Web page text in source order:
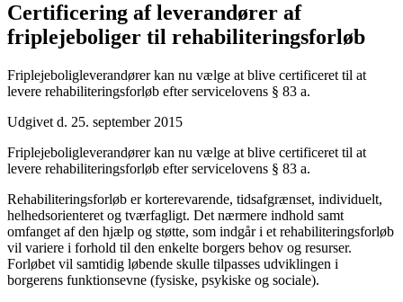
Certificering af leverandører af
friplejeboliger til rehabiliteringsforløb
Friplejeboligleverandører kan nu vælge at blive certificeret til at
levere rehabiliteringsforløb efter servicelovens § 83 a.
Udgivet d. 25. september 2015
Friplejeboligleverandører kan nu vælge at blive certificeret til at
levere rehabiliteringsforløb efter servicelovens § 83 a.
Rehabiliteringsforløb er korterevarende, tidsafgrænset, individuelt,
helhedsorienteret og tværfagligt. Det nærmere indhold samt
omfanget af den hjælp og støtte, som indgår i et rehabiliteringsforløb
vil variere i forhold til den enkelte borgers behov og resurser.
Forløbet vil samtidig løbende skulle tilpasses udviklingen i
borgerens funktionsevne (fysiske, psykiske og sociale).